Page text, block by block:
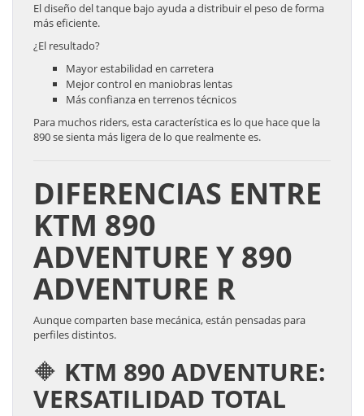
El diseño del tanque bajo ayuda a distribuir el peso de forma
más eficiente.
¿El resultado?
Mayor estabilidad en carretera
Mejor control en maniobras lentas
Más confianza en terrenos técnicos
Para muchos riders, esta característica es lo que hace que la
890 se sienta más ligera de lo que realmente es.
DIFERENCIAS ENTRE
KTM 890
ADVENTURE Y 890
ADVENTURE R
Aunque comparten base mecánica, están pensadas para
perfiles distintos.
🔶 KTM 890 ADVENTURE:
VERSATILIDAD TOTAL